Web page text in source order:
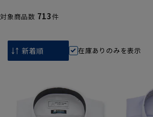
対象商品数 713件
在庫ありのみを表示